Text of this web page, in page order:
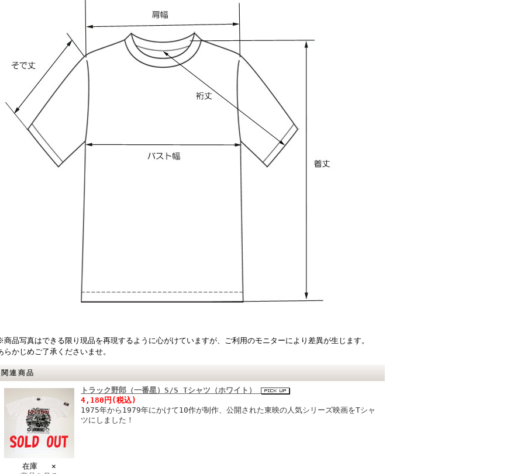
品写真はできる限り現品を再現するように心がけていますが、ご利用のモニターにより差異が生じます。
らかじめご了承くださいませ。
関連商品
在庫 ×
トラック野郎（一番星）S/S Tシャツ（ホワイト）
4,180円(税込)
1975年から1979年にかけて10作が制作、公開された東映の人気シリーズ映画をTシャ
ツにしました！